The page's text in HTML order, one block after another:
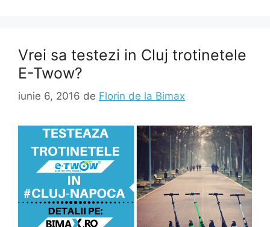
Vrei sa testezi in Cluj trotinetele
E-Twow?
iunie 6, 2016 de Florin de la Bimax